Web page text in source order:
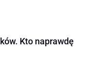
Kto naprawdę